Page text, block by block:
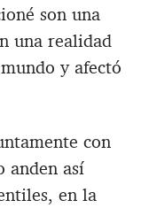
son una
una realidad
y afectó
con
anden así
en la